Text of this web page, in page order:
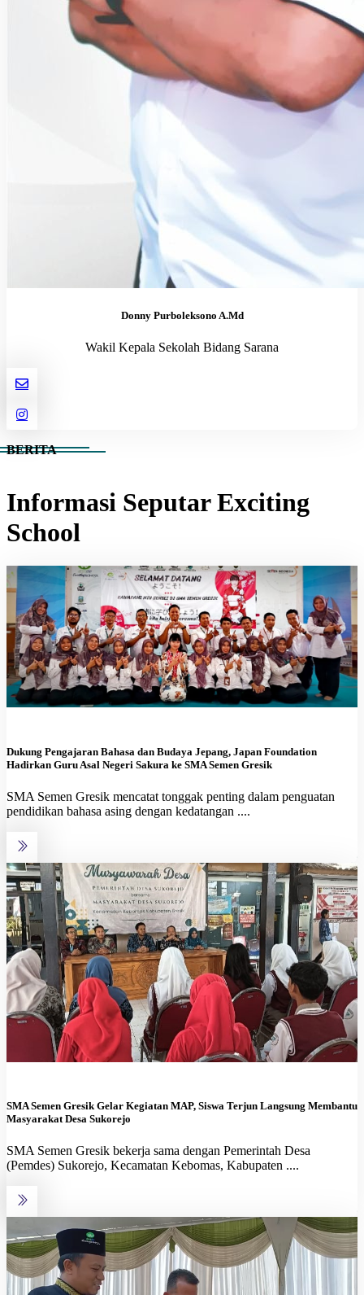
Donny Purboleksono A.Md
Wakil Kepala Sekolah Bidang Sarana
BERITA
Informasi Seputar Exciting
School
Dukung Pengajaran Bahasa dan Budaya Jepang, Japan Foundation
Hadirkan Guru Asal Negeri Sakura ke SMA Semen Gresik
SMA Semen Gresik mencatat tonggak penting dalam penguatan
pendidikan bahasa asing dengan kedatangan ....
SMA Semen Gresik Gelar Kegiatan MAP, Siswa Terjun Langsung Membantu
Masyarakat Desa Sukorejo
SMA Semen Gresik bekerja sama dengan Pemerintah Desa
(Pemdes) Sukorejo, Kecamatan Kebomas, Kabupaten ....